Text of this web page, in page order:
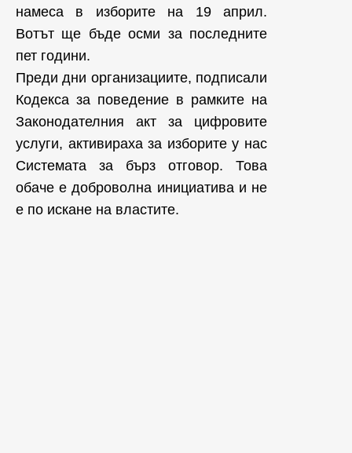
намеса в изборите на 19 април.
Вотът ще бъде осми за последните
пет години.
Преди дни организациите, подписали
Кодекса за поведение в рамките на
Законодателния акт за цифровите
услуги, активираха за изборите у нас
Системата за бърз отговор. Това
обаче е доброволна инициатива и не
е по искане на властите.